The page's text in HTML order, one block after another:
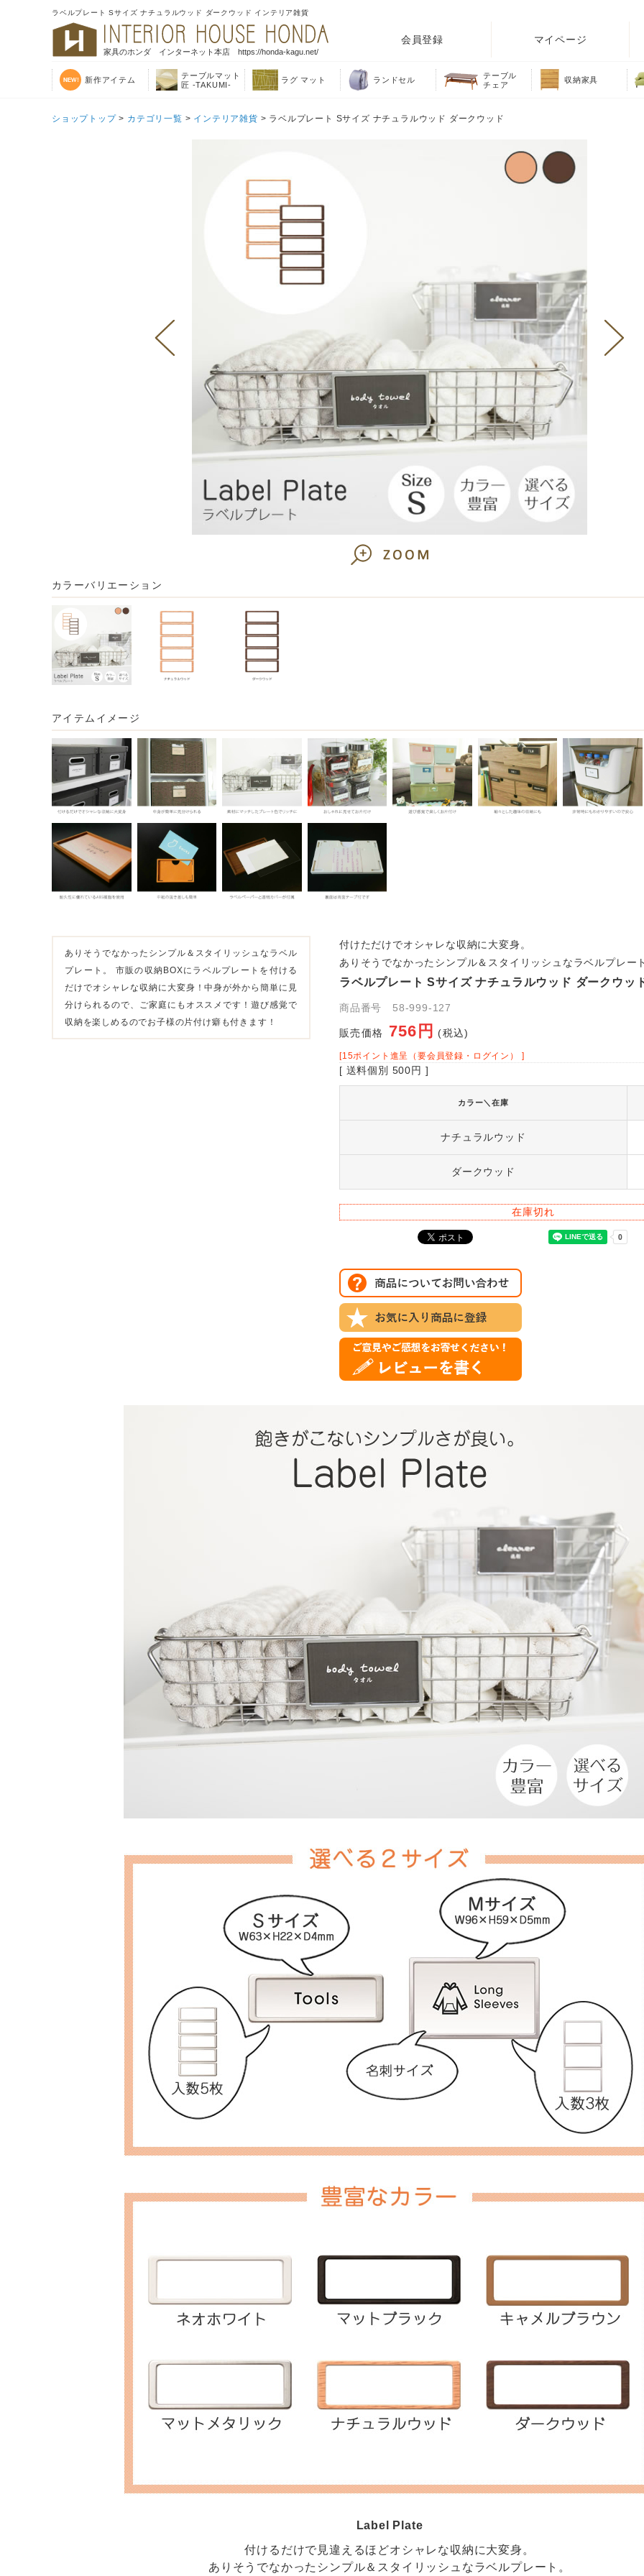
ラベルプレート Sサイズ ナチュラルウッド ダークウッド インテリア雑貨
家具のホンダ インターネット本店 https://honda-kagu.net/
会員登録 マイページ
新作アイテム
テーブルマット
匠 -TAKUMI-
ラグ マット ランドセル
テーブル
チェア
収納家具
ショップトップ> カテゴリ一覧 > インテリア雑貨 > ラベルプレート Sサイズ ナチュラルウッド ダークウッド
カラーバリエーション
アイテムイメージ
ありそうでなかったシンプル＆スタイリッシュなラベル
プレート。 市販の収納BOXにラベルプレートを付ける
だけでオシャレな収納に大変身！中身が外から簡単に見
分けられるので、ご家庭にもオススメです！遊び感覚で
収納を楽しめるのでお子様の片付け癖も付きます！
付けただけでオシャレな収納に大変身。
ありそうでなかったシンプル＆スタイリッシュなラベルプレー
ラベルプレート Sサイズ ナチュラルウッド ダークウッ
商品番号 58-999-127
販売価格 756円 (税込)
[15ポイント進呈（要会員登録・ログイン） ]
[ 送料個別 500円 ]
カラー＼在庫
ナチュラルウッド
ダークウッド
在庫切れ
Label Plate
付けるだけで見違えるほどオシャレな収納に大変身。
ありそうでなかったシンプル＆スタイリッシュなラベルプレート。